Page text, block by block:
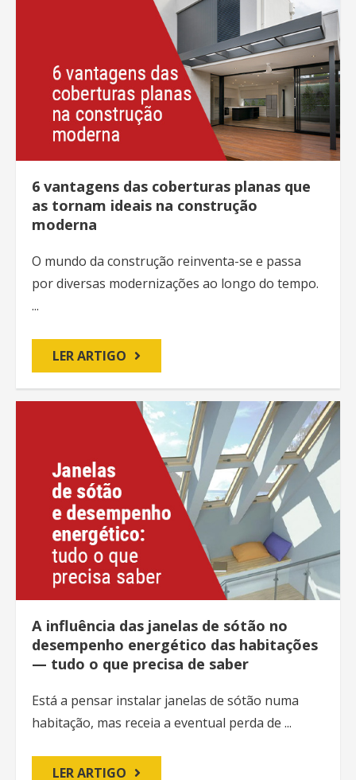
6 vantagens das coberturas planas que
as tornam ideais na construção
moderna
O mundo da construção reinventa-se e passa
por diversas modernizações ao longo do tempo.
...
LER ARTIGO
A influência das janelas de sótão no
desempenho energético das habitações
— tudo o que precisa de saber
Está a pensar instalar janelas de sótão numa
habitação, mas receia a eventual perda de ...
LER ARTIGO